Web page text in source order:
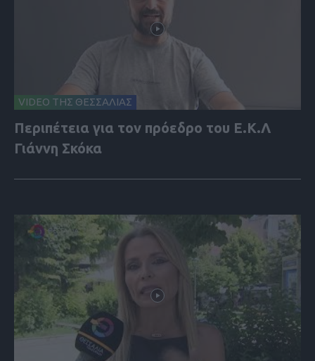
VIDEO ΤΗΣ ΘΕΣΣΑΛΙΑΣ
Περιπέτεια για τον πρόεδρο του Ε.Κ.Λ
Γιάννη Σκόκα